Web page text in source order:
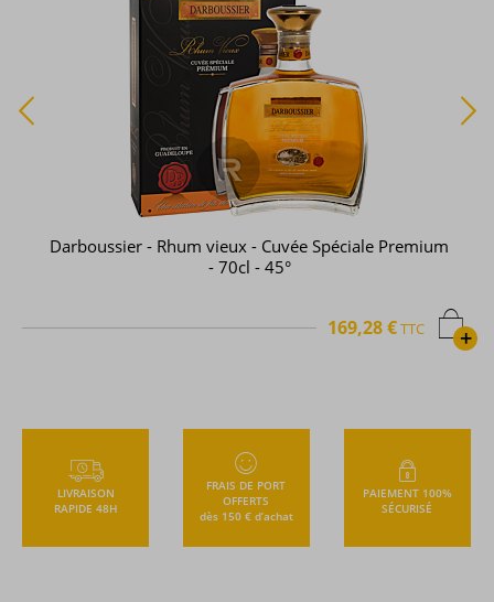
Darboussier - Rhum vieux - Cuvée Spéciale Premium
- 70cl - 45°
+
169,28 €TTC
LIVRAISON
RAPIDE 48H
FRAIS DE PORT
OFFERTS
dès 150 € d’achat
PAIEMENT 100%
SÉCURISÉ